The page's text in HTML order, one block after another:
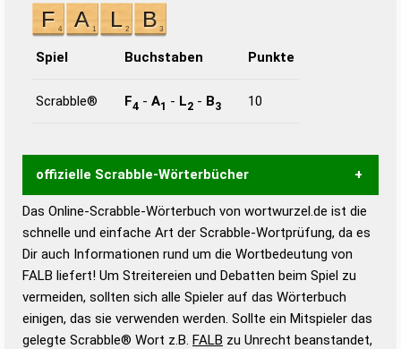
Spiel Buchstaben Punkte
Scrabble® F4 - A1 - L2 - B3 10
offizielle Scrabble-Wörterbücher
Wortwurzel liefert mit Hilfe eines semantischen
Wortanalyse-Algorithmus gute Anhaltspunkte zu
Wortbedeutung, Worttrennung und Wortform, um die
Gültigkeit eines Wortes für das Scrabble-Spiel zu
bestimmen!
zugelassene Turnier Scrabble-
Wörterbücher sind:
Das Online-Scrabble-Wörterbuch von wortwurzel.de ist die
schnelle und einfache Art der Scrabble-Wortprüfung, da es
Dir auch Informationen rund um die Wortbedeutung von
FALB liefert! Um Streitereien und Debatten beim Spiel zu
vermeiden, sollten sich alle Spieler auf das Wörterbuch
einigen, das sie verwenden werden. Sollte ein Mitspieler das
gelegte Scrabble® Wort z.B. FALB zu Unrecht beanstandet,